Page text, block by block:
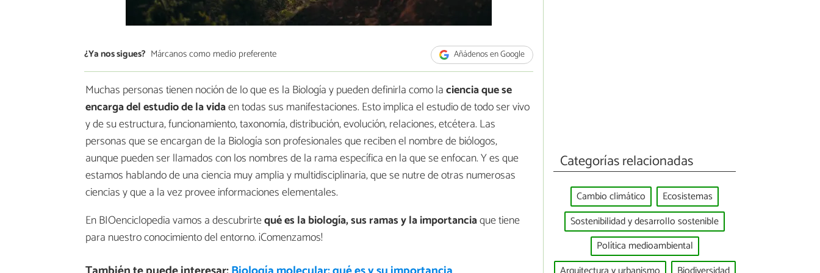
¿Ya nos sigues? Márcanos como medio preferente Añádenos en Google
Muchas personas tienen noción de lo que es la Biología y pueden definirla como laciencia que se
encarga del estudio de la vidaen todas sus manifestaciones. Esto implica el estudio de todo ser vivo
y de su estructura, funcionamiento, taxonomía, distribución, evolución, relaciones, etcétera. Las
personas que se encargan de la Biología son profesionales que reciben el nombre de biólogos,
aunque pueden ser llamados con los nombres de la rama específica en la que se enfocan. Y es que
estamos hablando de una ciencia muy amplia y multidisciplinaria, que se nutre de otras numerosas
ciencias y que a la vez provee informaciones elementales.
En BIOenciclopedia vamos a descubrirtequé es la biología, sus ramas y la importanciaque tiene
para nuestro conocimiento del entorno. ¡Comenzamos!
Categorías relacionadas
Cambio climático
Ecosistemas
Sostenibilidad y desarrollo sostenible
Política medioambiental